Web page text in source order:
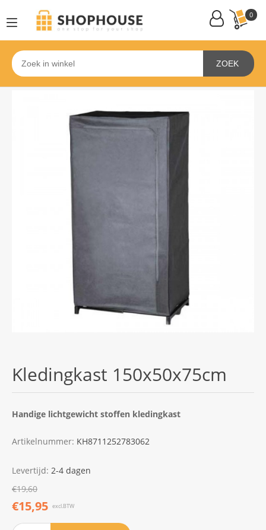
0
ZOEK
Kledingkast 150x50x75cm
Handige lichtgewicht stoffen kledingkast
Artikelnummer: KH8711252783062
Levertijd: 2-4 dagen
€19,60
€15,95 excl.BTW